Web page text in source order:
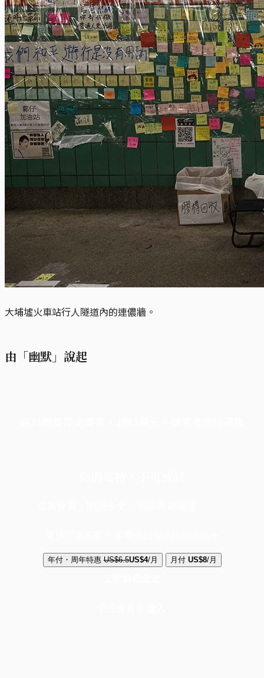
大埔墟火車站行人隧道內的連儂牆。
由「幽默」說起
年付・周年特惠 US$6.5US$4/月 月付 US$8/月